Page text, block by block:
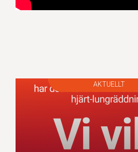
AKTUELLT